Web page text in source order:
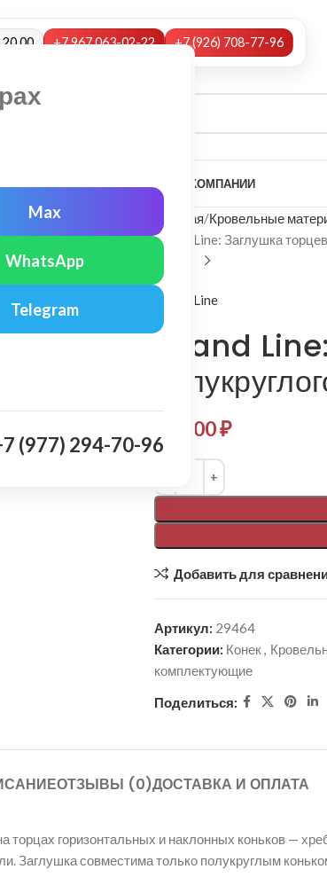
Max
WhatsApp
Telegram
(977) 294-70-96
+7 967 063-02-22 +7 (926) 708-77-96
О КОМПАНИИ
Главная Кровельные
Grand Line: Заглушка
Grand Line
Grand
590,00₽
Alternative:
Добавить для
Артикул: 29464
Категории: Конек,
комплектующие
Поделиться:
ОТЗЫВЫ (0)ДОСТАВКА И ОПЛАТА
торцах горизонтальных и наклонных коньков —
Заглушка совместима только полукруглым